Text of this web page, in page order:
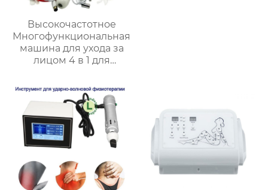
Высокочастотное
Многофункциональная
машина для ухода за
лицом 4 в 1 для
стерилизации,
удаления угревой
сыпи, омоложения
кожи, увлажнения,
EMS, AU-303A